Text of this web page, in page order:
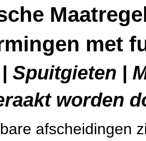
met
Spuitgieten |
worden
afscheidingen